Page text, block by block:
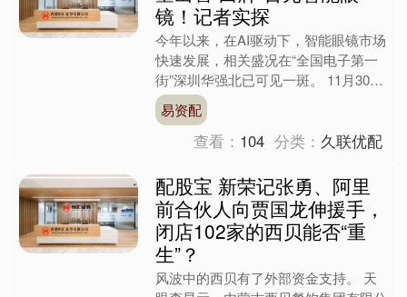
镜！记者实探
今年以来，在AI驱动下，智能眼镜市场
快速发展，相关盛况在“全国电子第一
街”深圳华强北已可见一斑。 11月30日
下午，证券时报·e公司记者来到深圳华
强北发现，整个....
易资配
查看： 104 分类： 久联优配
配股宝 新荣记张勇、阿里
前合伙人向贾国龙伸援手，
闭店102家的西贝能否“重
生”？
风波中的西贝有了外部资金支持。 天